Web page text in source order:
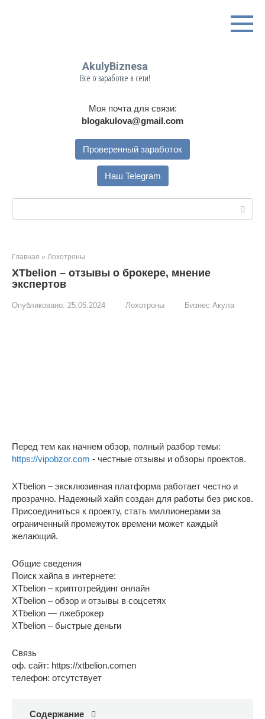
AkulyBiznesa
Все о заработке в сети!
Моя почта для связи:
blogakulova@gmail.com
Проверенный заработок
Наш Telegram
Главная » Лохотроны
XTbelion – отзывы о брокере, мнение
экспертов
Опубликовано: 25.05.2024 Лохотроны Бизнес Акула
Перед тем как начнем обзор, полный разбор темы:
https://vipobzor.com - честные отзывы и обзоры проектов.
XTbelion – эксклюзивная платформа работает честно и
прозрачно. Надежный хайп создан для работы без рисков.
Присоединиться к проекту, стать миллионерами за
ограниченный промежуток времени может каждый
желающий.
Общие сведения
Поиск хайпа в интернете:
XTbelion – криптотрейдинг онлайн
XTbelion – обзор и отзывы в соцсетях
XTbelion — лжеброкер
XTbelion – быстрые деньги
Связь
оф. сайт: https://xtbelion.comen
телефон: отсутствует
Содержание